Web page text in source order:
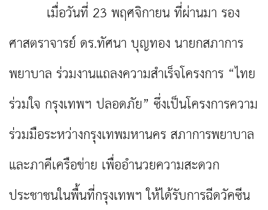
เมื่อวันที่ 23 พฤศจิกายน ที่ผ่านมา รอง
ศาสตราจารย์ ดร.ทัศนา บุญทอง นายกสภาการ
พยาบาล ร่วมงานแถลงความสำเร็จโครงการ “ไทย
ร่วมใจ กรุงเทพฯ ปลอดภัย” ซึ่งเป็นโครงการความ
ร่วมมือระหว่างกรุงเทพมหานคร สภาการพยาบาล
และภาคีเครือข่าย เพื่ออำนวยความสะดวก
ประชาชนในพื้นที่กรุงเทพฯ ให้ได้รับการฉีดวัคซีน